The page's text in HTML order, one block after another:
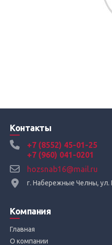
Контакты
+7 (8552) 45-01-25
+7 (960) 041-0201
hozsnab16@mail.ru
г. Набережные Челны, ул.
Компания
Главная
О компании